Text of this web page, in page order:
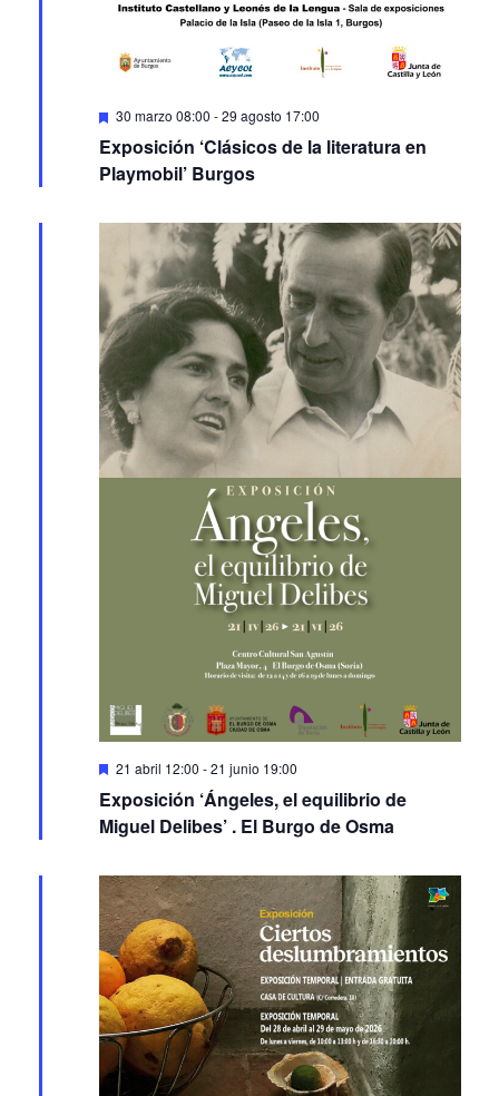
29 agosto 17:00
Exposición ‘Clásicos de la literatura en
Playmobil’ Burgos
Featured
21 abril 12:00 -21 junio 19:00
Exposición ‘Ángeles, el equilibrio de
Miguel Delibes’ . El Burgo de Osma